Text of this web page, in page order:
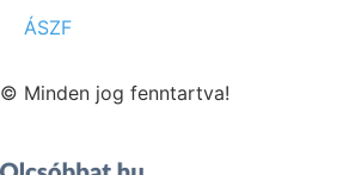
ÁSZF
© Minden jog fenntartva!